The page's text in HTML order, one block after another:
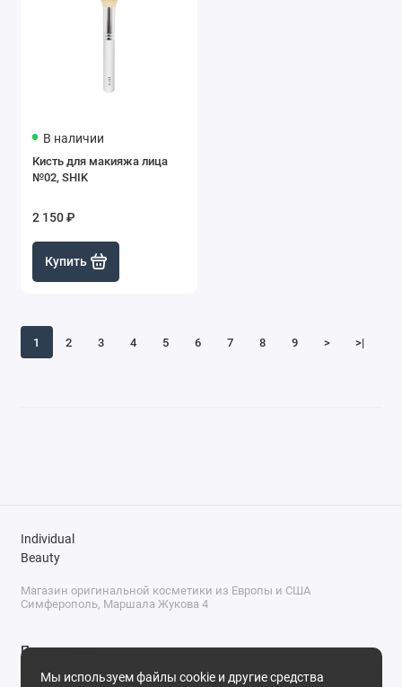
В наличии
Кисть для макияжа лица
№02, SHIK
2 150 ₽
Купить
1 2 3 4 5 6 7 8 9 > >|
Мы используем файлы cookie и другие средства
Individual
Beauty
Магазин оригинальной косметики из Европы и США
Симферополь, Маршала Жукова 4
Поддержка
+7 (978) 586-46-46